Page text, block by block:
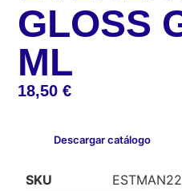
GLOSS
ML
18,50€
Descargar catálogo
SKU